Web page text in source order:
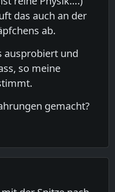
das auch an der
ab.
ausprobiert und
so meine
gemacht?